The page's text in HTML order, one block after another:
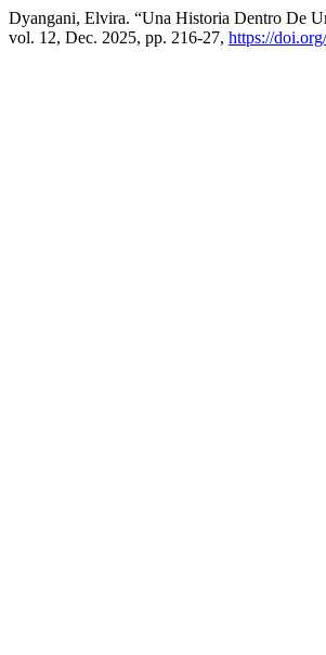
Dyangani, Elvira. “Una Historia Dentro De
vol. 12, Dec. 2025, pp. 216-27, https://